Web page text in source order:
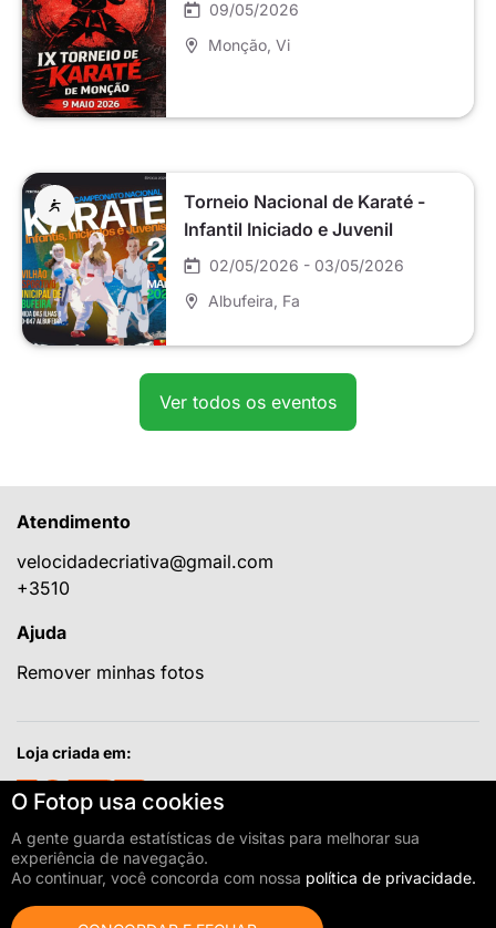
09/05/2026
Monção , Vi
Torneio Nacional de Karaté -
Infantil Iniciado e Juvenil
02/05/2026 - 03/05/2026
Albufeira , Fa
Ver todos os eventos
Atendimento
velocidadecriativa@gmail.com
+3510
Ajuda
Remover minhas fotos
Loja criada em:
O FOTOP não divulga, transfere ou, de qualquer forma, fornece seus
dados para terceiros.
O Fotop usa cookies
A gente guarda estatísticas de visitas para melhorar sua
experiência de navegação.
Ao continuar, você concorda com nossa política de privacidade.